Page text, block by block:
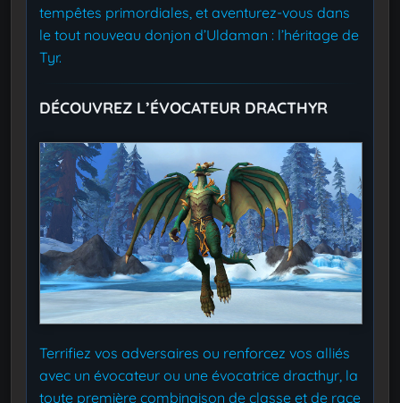
tempêtes primordiales, et aventurez-vous dans
le tout nouveau donjon d’Uldaman : l’héritage de
Tyr.
DÉCOUVREZ L’ÉVOCATEUR DRACTHYR
Terrifiez vos adversaires ou renforcez vos alliés
avec un évocateur ou une évocatrice dracthyr, la
toute première combinaison de classe et de race